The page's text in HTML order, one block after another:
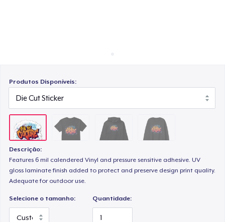
Produtos Disponíveis:
Descrição:
Features 6 mil calendered Vinyl and pressure sensitive adhesive. UV
gloss laminate finish added to protect and preserve design print quality.
Adequate for outdoor use.
Selecione o tamanho: Quantidade: